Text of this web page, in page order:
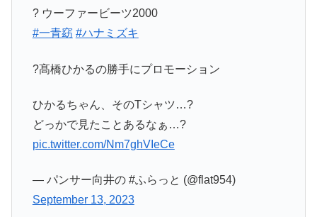
? ウーファービーツ2000
#一青窈 #ハナミズキ
?髙橋ひかるの勝手にプロモーション
ひかるちゃん、そのTシャツ…?
どっかで見たことあるなぁ…?
pic.twitter.com/Nm7ghVIeCe
— パンサー向井の #ふらっと (@flat954)
September 13, 2023